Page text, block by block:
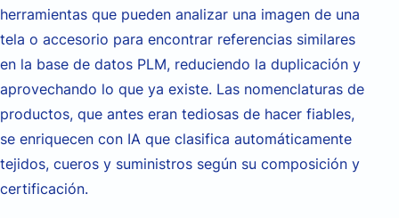
herramientas que pueden analizar una imagen de una
tela o accesorio para encontrar referencias similares
en la base de datos PLM, reduciendo la duplicación y
aprovechando lo que ya existe. Las nomenclaturas de
productos, que antes eran tediosas de hacer fiables,
se enriquecen con IA que clasifica automáticamente
tejidos, cueros y suministros según su composición y
certificación.